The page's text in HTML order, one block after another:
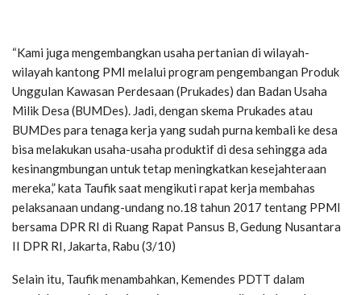
“Kami juga mengembangkan usaha pertanian di wilayah-
wilayah kantong PMI melalui program pengembangan Produk
Unggulan Kawasan Perdesaan (Prukades) dan Badan Usaha
Milik Desa (BUMDes). Jadi, dengan skema Prukades atau
BUMDes para tenaga kerja yang sudah purna kembali ke desa
bisa melakukan usaha-usaha produktif di desa sehingga ada
kesinangmbungan untuk tetap meningkatkan kesejahteraan
mereka,” kata Taufik saat mengikuti rapat kerja membahas
pelaksanaan undang-undang no.18 tahun 2017 tentang PPMI
bersama DPR RI di Ruang Rapat Pansus B, Gedung Nusantara
II DPR RI, Jakarta, Rabu (3/10)
Selain itu, Taufik menambahkan, Kemendes PDTT dalam